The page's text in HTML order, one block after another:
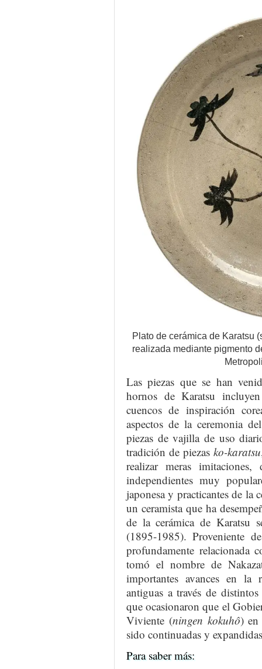
Plato de cerámica de Karatsu
realizada mediante pigmento
Las piezas que se han
hornos de Karatsu
cuencos de inspiración
aspectos de la ceremonia
piezas de vajilla de uso
tradición de piezas ko-karatsu
realizar meras
independientes muy
japonesa y practicantes de la
un ceramista que ha
de la cerámica de Karatsu
(1895-1985). Proveniente
profundamente relacionada
tomó el nombre de
importantes avances en la
antiguas a través de
que ocasionaron que el
Viviente (ningen kokuhô) en
sido continuadas y
Para saber más: